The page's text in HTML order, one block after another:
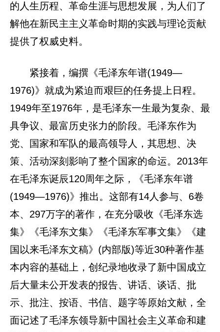
的人生历程、革命生涯与思想发展，为人们了
解他在新民主主义革命时期的实践与理论贡献
提供了权威史料。
紧接着，编撰《毛泽东年谱(1949—
1976)》就成为紧迫而艰巨的任务提上日程。
1949年至1976年，是毛泽东一生最为复杂、最
具争议、最富历史张力的阶段。毛泽东作为
党、国家和军队的最高领导人，其思想、决
策、活动深刻影响了整个国家的命运。2013年
在毛泽东诞辰120周年之际，《毛泽东年谱
(1949—1976)》推出。这部有14人参与、6卷
本、297万字的著作，在充分吸收《毛泽东选
集》《毛泽东文集》《毛泽东军事文集》《建
国以来毛泽东文稿》(内部版)等近30种著作基
本内容的基础上，创纪录地收录了新中国成立
后大量未公开发表的报告、讲话、谈话、批
示、批注、按语、书信、题字等原始文献，全
面记述了毛泽东领导新中国社会主义革命和建